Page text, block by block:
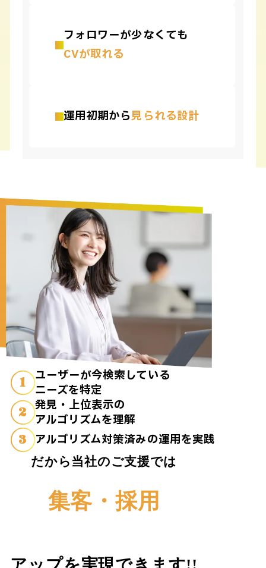
フォロワーが少なくても
CVが取れる
運用初期から見られる設計
1 ユーザーが今検索している
ニーズを特定
2 発見・上位表示の
アルゴリズムを理解
3 アルゴリズム対策済みの運用を実践
だから当社のご支援では
集客・採用